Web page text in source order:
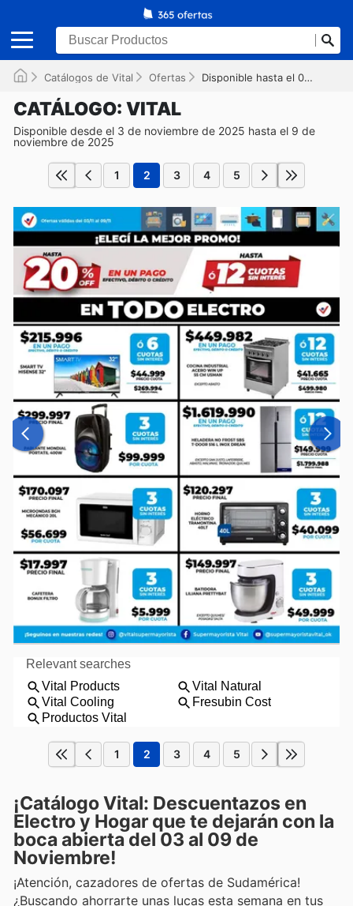
Catálogos de Vital Ofertas Disponible hasta el 09/11/2025
CATÁLOGO: VITAL
Disponible desde el 3 de noviembre de 2025 hasta el 9 de
noviembre de 2025
1 2 3 4 5
1 2 3 4 5
¡Catálogo Vital: Descuentazos en
Electro y Hogar que te dejarán con la
boca abierta del 03 al 09 de
Noviembre!
¡Atención, cazadores de ofertas de Sudamérica!
¿Buscando ahorrarte unas lucas esta semana en tus